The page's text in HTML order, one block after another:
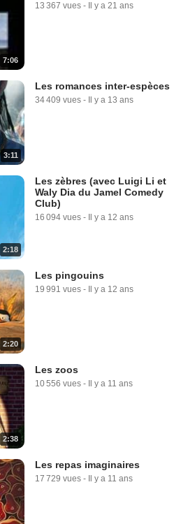
7:06
13 367 vues - Il y a 21 ans
3:11
Les romances inter-espèces
34 409 vues - Il y a 13 ans
2:18
Les zèbres (avec Luigi Li et
Waly Dia du Jamel Comedy
Club)
16 094 vues - Il y a 12 ans
2:20
Les pingouins
19 991 vues - Il y a 12 ans
2:38
Les zoos
10 556 vues - Il y a 11 ans
Les repas imaginaires
17 729 vues - Il y a 11 ans